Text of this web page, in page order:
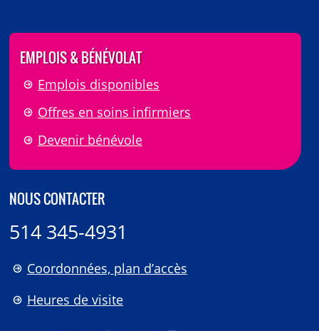
EMPLOIS & BÉNÉVOLAT
Emplois disponibles
Offres en soins infirmiers
Devenir bénévole
NOUS CONTACTER
514 345-4931
Coordonnées, plan d’accès
Heures de visite